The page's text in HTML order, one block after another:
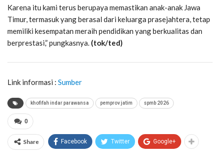
Karena itu kami terus berupaya memastikan anak-anak Jawa
Timur, termasuk yang berasal dari keluarga prasejahtera, tetap
memiliki kesempatan meraih pendidikan yang berkualitas dan
berprestasi,” pungkasnya. (tok/ted)
Link informasi : Sumber
khofifah indar parawansa pemprov jatim spmb 2026
0
Share Facebook Twitter Google+